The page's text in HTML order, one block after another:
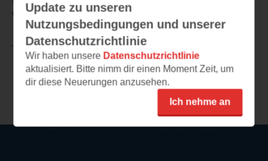
es guten Gewissens empfehlen.
TEILEN
Weitere Rezensionen
Update zu unseren
Nutzungsbedingungen und unserer
Datenschutzrichtlinie
Wir haben unsere Datenschutzrichtlinie
aktualisiert. Bitte nimm dir einen Moment Zeit, um
dir diese Neuerungen anzusehen.
Ich nehme an